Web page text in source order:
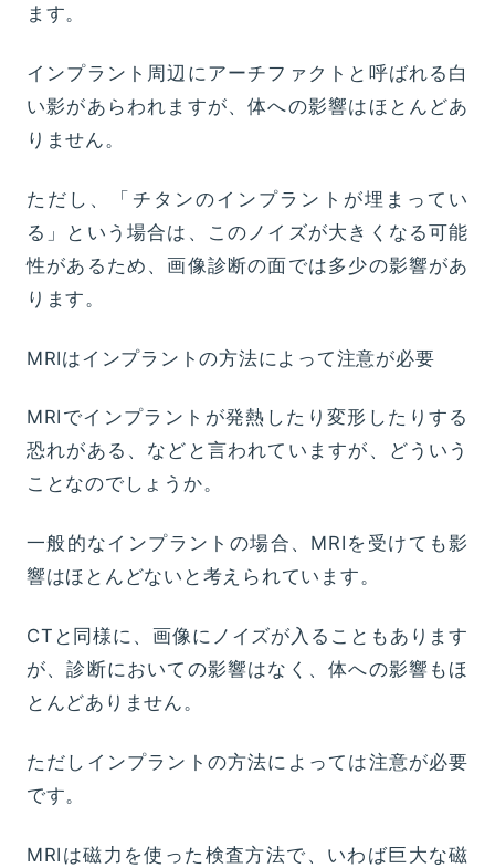
ます。
インプラント周辺にアーチファクトと呼ばれる白
い影があらわれますが、体への影響はほとんどあ
りません。
ただし、「チタンのインプラントが埋まってい
る」という場合は、このノイズが大きくなる可能
性があるため、画像診断の面では多少の影響があ
ります。
MRIはインプラントの方法によって注意が必要
MRIでインプラントが発熱したり変形したりする
恐れがある、などと言われていますが、どういう
ことなのでしょうか。
一般的なインプラントの場合、MRIを受けても影
響はほとんどないと考えられています。
CTと同様に、画像にノイズが入ることもあります
が、診断においての影響はなく、体への影響もほ
とんどありません。
ただしインプラントの方法によっては注意が必要
です。
MRIは磁力を使った検査方法で、いわば巨大な磁